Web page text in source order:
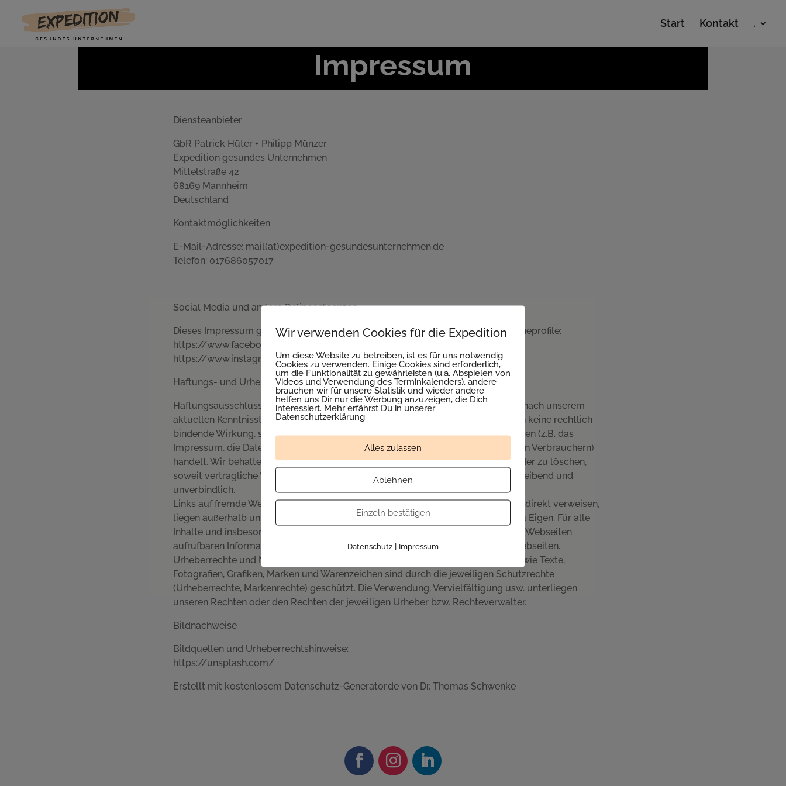
Start Kontakt .
Impressum
Diensteanbieter
GbR Patrick Hüter + Philipp Münzer
Expedition gesundes Unternehmen
Mittelstraße 42
68169 Mannheim
Deutschland
Kontaktmöglichkeiten
E-Mail-Adresse: mail(at)expedition-gesundesunternehmen.de
Telefon: 017686057017
Social Media und andere Onlinepräsenzen
Dieses Impressum gilt auch für die folgenden Social-Media-Präsenzen und Onlineprofile:
https://www.facebook.com/expeditiongesundesunternehmen
https://www.instagram.com/Expedition_gesundesunternehmen
Haftungs- und Urheberrechtshinweise
Haftungsausschluss: Die Inhalte dieses Onlineangebotes wurden sorgfältig und nach unserem
aktuellen Kenntnisstand erstellt, dienen jedoch nur der Information und entfalten keine rechtlich
bindende Wirkung, sofern es sich nicht um gesetzlich verpflichtende Informationen (z.B. das
Impressum, die Datenschutzerklärung, AGB oder verpflichtende Belehrungen von Verbrauchern)
handelt. Wir behalten uns vor, die Inhalte vollständig oder teilweise zu ändern oder zu löschen,
soweit vertragliche Verpflichtungen unberührt bleiben. Alle Angebote sind freibleibend und
unverbindlich.
Links auf fremde Webseiten: Inhalte fremder Webseiten, auf die wir direkt oder indirekt verweisen,
liegen außerhalb unseres Verantwortungsbereiches und machen wir uns nicht zu Eigen. Für alle
Inhalte und insbesondere für Schäden, die aus der Nutzung der in den verlinkten Webseiten
aufrufbaren Informationen entstehen, haftet allein der Anbieter der verlinkten Webseiten.
Urheberrechte und Markenrechte: Alle auf dieser Website dargestellten Inhalte, wie Texte,
Fotografien, Grafiken, Marken und Warenzeichen sind durch die jeweiligen Schutzrechte
(Urheberrechte, Markenrechte) geschützt. Die Verwendung, Vervielfältigung usw. unterliegen
unseren Rechten oder den Rechten der jeweiligen Urheber bzw. Rechteverwalter.
Bildnachweise
Bildquellen und Urheberrechtshinweise:
https://unsplash.com/
Erstellt mit kostenlosem Datenschutz-Generator.de von Dr. Thomas Schwenke
Wir verwenden Cookies für die Expedition
Um diese Website zu betreiben, ist es für uns notwendig
Cookies zu verwenden. Einige Cookies sind erforderlich,
um die Funktionalität zu gewährleisten (u.a. Abspielen von
Videos und Verwendung des Terminkalenders), andere
brauchen wir für unsere Statistik und wieder andere
helfen uns Dir nur die Werbung anzuzeigen, die Dich
interessiert. Mehr erfährst Du in unserer
Datenschutzerklärung.
Alles zulassen
Ablehnen
Einzeln bestätigen
Datenschutz | Impressum